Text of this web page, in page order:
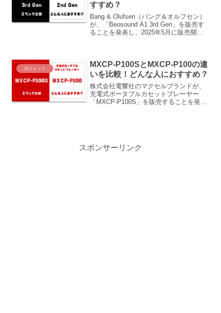
すすめ？
Bang & Olufsen（バング＆オルフセン）
が、「Beosound A1 3rd Gen」を販売す
ることを発表し、2025年5月に販売開始
「Beosound A1 3rd Gen」と先代の
「Beosound A1 2nd Gen」の違いをご紹
介します。
ガジェット
MXCP-P100SとMXCP-P100の違
いを比較！どんな人におすすめ？
株式会社電響社のマクセルブランドが、
充電式ポータブルカセットプレーヤー
「MXCP-P100S」を販売することを発表
スポンサーリンク